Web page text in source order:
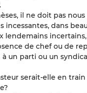
il ne doit pas
incessantes, dans
lendemains
de chef ou de
un parti ou un
serait-elle en